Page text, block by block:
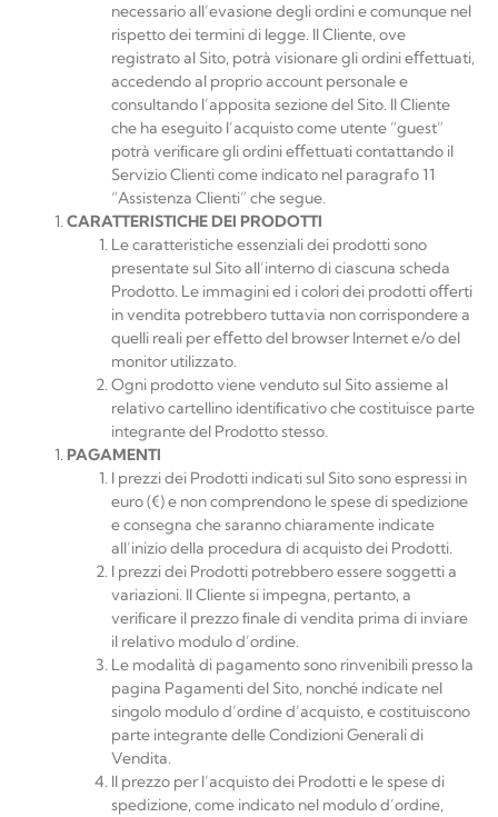
necessario all’evasione degli ordini e comunque nel
rispetto dei termini di legge. Il Cliente, ove
registrato al Sito, potrà visionare gli ordini eﬀettuati,
accedendo al proprio account personale e
consultando l’apposita sezione del Sito. Il Cliente
che ha eseguito l’acquisto come utente “guest”
potrà veriﬁcare gli ordini eﬀettuati contattando il
Servizio Clienti come indicato nel paragrafo 11
“Assistenza Clienti” che segue.
CARATTERISTICHE DEI PRODOTTI
Le caratteristiche essenziali dei prodotti sono
presentate sul Sito all’interno di ciascuna scheda
Prodotto. Le immagini ed i colori dei prodotti oﬀerti
in vendita potrebbero tuttavia non corrispondere a
quelli reali per eﬀetto del browser Internet e/o del
monitor utilizzato.
Ogni prodotto viene venduto sul Sito assieme al
relativo cartellino identiﬁcativo che costituisce parte
integrante del Prodotto stesso.
PAGAMENTI
I prezzi dei Prodotti indicati sul Sito sono espressi in
euro (€) e non comprendono le spese di spedizione
e consegna che saranno chiaramente indicate
all’inizio della procedura di acquisto dei Prodotti.
I prezzi dei Prodotti potrebbero essere soggetti a
variazioni. Il Cliente si impegna, pertanto, a
veriﬁcare il prezzo ﬁnale di vendita prima di inviare
il relativo modulo d’ordine.
Le modalità di pagamento sono rinvenibili presso la
pagina Pagamenti del Sito, nonché indicate nel
singolo modulo d’ordine d’acquisto, e costituiscono
parte integrante delle Condizioni Generali di
Vendita.
Il prezzo per l’acquisto dei Prodotti e le spese di
spedizione, come indicato nel modulo d’ordine,